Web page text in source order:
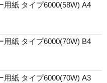
用紙 タイプ6000(58W) A4
用紙 タイプ6000(70W) B4
用紙 タイプ6000(70W) A3